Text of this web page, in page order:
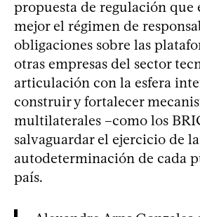
propuesta de regulación que
mejor el régimen de
obligaciones sobre las
otras empresas del sector
articulación con la esfera
construir y fortalecer
multilaterales –como los
salvaguardar el ejercicio de la
autodeterminación de cada
país.